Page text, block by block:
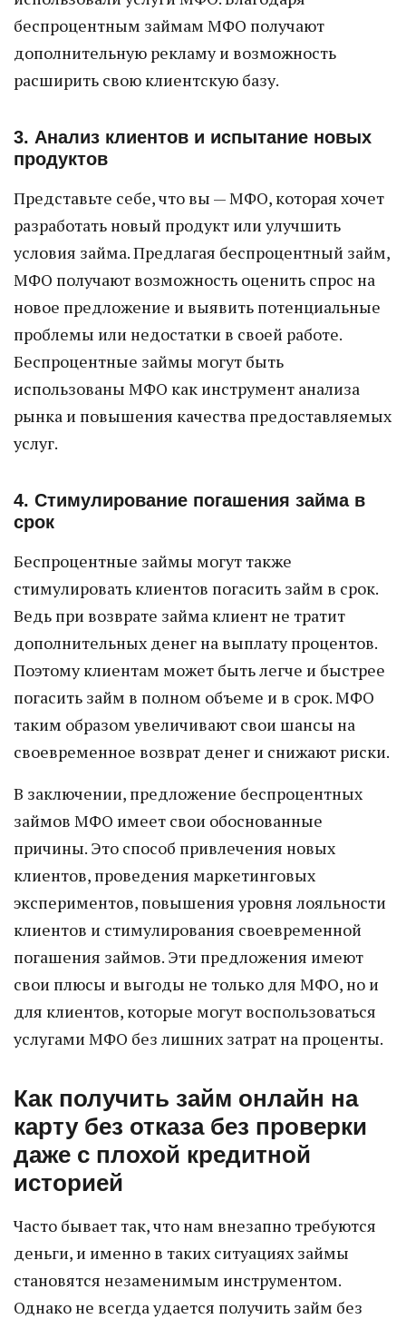
беспроцентным займам МФО получают
дополнительную рекламу и возможность
расширить свою клиентскую базу.
3. Анализ клиентов и испытание новых
продуктов
Представьте себе, что вы — МФО, которая хочет
разработать новый продукт или улучшить
условия займа. Предлагая беспроцентный займ,
МФО получают возможность оценить спрос на
новое предложение и выявить потенциальные
проблемы или недостатки в своей работе.
Беспроцентные займы могут быть
использованы МФО как инструмент анализа
рынка и повышения качества предоставляемых
услуг.
4. Стимулирование погашения займа в
срок
Беспроцентные займы могут также
стимулировать клиентов погасить займ в срок.
Ведь при возврате займа клиент не тратит
дополнительных денег на выплату процентов.
Поэтому клиентам может быть легче и быстрее
погасить займ в полном объеме и в срок. МФО
таким образом увеличивают свои шансы на
своевременное возврат денег и снижают риски.
В заключении, предложение беспроцентных
займов МФО имеет свои обоснованные
причины. Это способ привлечения новых
клиентов, проведения маркетинговых
экспериментов, повышения уровня лояльности
клиентов и стимулирования своевременной
погашения займов. Эти предложения имеют
свои плюсы и выгоды не только для МФО, но и
для клиентов, которые могут воспользоваться
услугами МФО без лишних затрат на проценты.
Как получить займ онлайн на
карту без отказа без проверки
даже с плохой кредитной
историей
Часто бывает так, что нам внезапно требуются
деньги, и именно в таких ситуациях займы
становятся незаменимым инструментом.
Однако не всегда удается получить займ без